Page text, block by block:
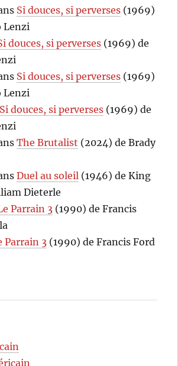
Si douces, si perverses (1969)
Lenzi
douces, si perverses (1969) de
Si douces, si perverses (1969)
Lenzi
Si douces, si perverses (1969) de
The Brutalist (2024) de Brady
Duel au soleil (1946) de King
Dieterle
Parrain 3 (1990) de Francis
Parrain 3 (1990) de Francis Ford